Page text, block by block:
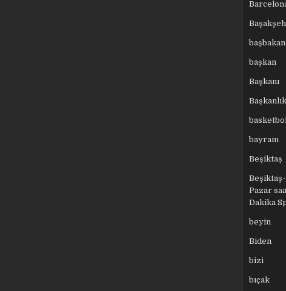
başbakan
başkan
Başkanı
Başkanlık
basketbol
bayram
Beşiktaş
Pazar
Dakika
beyin
Biden
bizi
bıçak